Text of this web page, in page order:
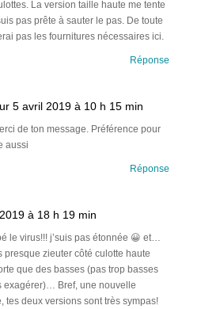
La version taille haute me tente
pas prête à sauter le pas. De toute
pas les fournitures nécessaires ici.
Réponse
5 avril 2019 à 10 h 15 min
de ton message. Préférence pour
aussi
Réponse
à 18 h 19 min
le virus!!! j’suis pas étonnée 😀 et…
presque zieuter côté culotte haute
que des basses (pas trop basses
exagérer)… Bref, une nouvelle
tes deux versions sont très sympas!